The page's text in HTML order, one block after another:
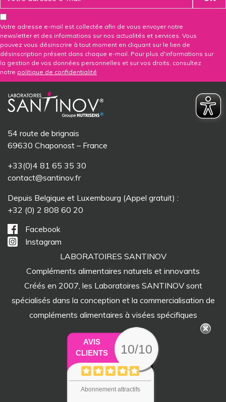
Votre adresse e-mail est collectée afin de vous envoyer notre
newsletter et des informations sur nos actualités et services. Vous
pouvez vous désinscrire à tout moment en cliquant sur le lien de
désinscription présent dans chaque e-mail. Pour plus d'informations sur
la gestion de vos données personnelles et sur vos droits, consultez
notre politique de confidentialité
54 route de brignais
69630 Chaponost – France
+33(0)4 81 65 35 30
contact@santinov.fr
Depuis Belgique et Luxembourg (Appel gratuit) :
+32 (0) 2 808 60 20
Facebook
Instagram
LABORATOIRES SANTINOV
Compléments alimentaires naturels et innovants
Créés en 2007, les Laboratoires SANTINOV sont
spécialisés dans la conception et la commercialisation de
compléments alimentaires à visées spécifiques
AVIS
CLIENTS
10/10
Abonnement attractifs